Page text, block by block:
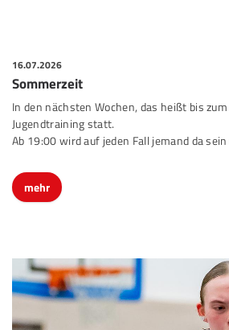
16.07.2026
Sommerzeit
In den nächsten Wochen, das heißt bis
Jugendtraining statt.
Ab 19:00 wird auf jeden Fall jemand da
mehr